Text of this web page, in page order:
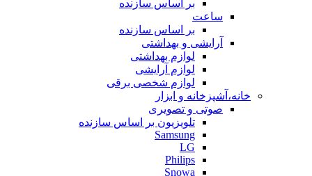
بر اساس سازنده
ساعت
بر اساس سازنده
آرایشی و بهداشتی
لوازم بهداشتی
لوازم آرایشی
لوازم شخصی برقی
خانه،آشپزخانه و ابزار
صوتی و تصویری
تلویزیون بر اساس سازنده
Samsung
LG
Philips
Snowa